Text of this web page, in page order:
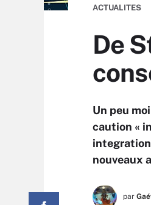
ACTUALITES
De
Un peu
caution «
nouveaux
par